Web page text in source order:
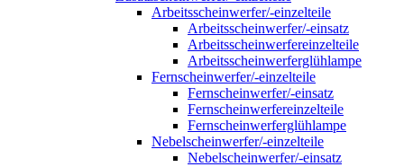
Arbeitsscheinwerfer/-einzelteile
Arbeitsscheinwerfer/-einsatz
Arbeitsscheinwerfereinzelteile
Arbeitsscheinwerferglühlampe
Fernscheinwerfer/-einzelteile
Fernscheinwerfer/-einsatz
Fernscheinwerfereinzelteile
Fernscheinwerferglühlampe
Nebelscheinwerfer/-einzelteile
Nebelscheinwerfer/-einsatz